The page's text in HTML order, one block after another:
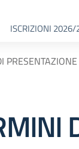
ISCRIZIONI